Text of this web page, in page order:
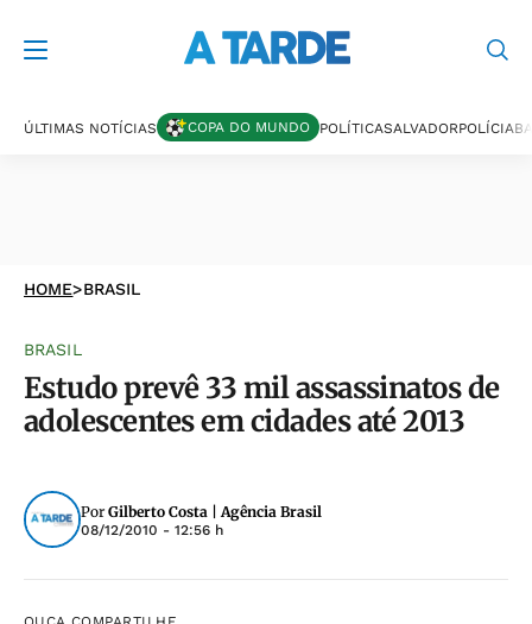
ÚLTIMAS NOTÍCIAS COPA DO MUNDO POLÍTICASALVADORPOLÍCIA
HOME>BRASIL
BRASIL
Estudo prevê 33 mil assassinatos de
adolescentes em cidades até 2013
Por Gilberto Costa | Agência Brasil
08/12/2010 - 12:56 h